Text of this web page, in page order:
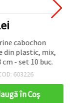
cabochon
din plastic, mix,
cm - set 10 buc.
603226
în Coş